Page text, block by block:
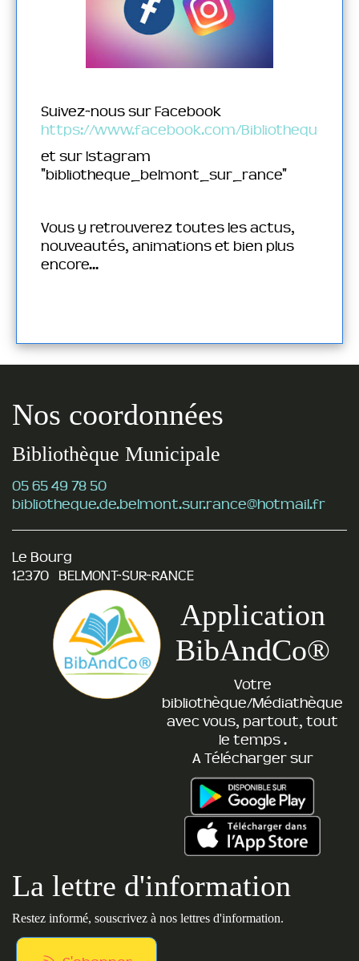
Suivez-nous sur Facebook
https://www.facebook.com/
et sur Istagram
"bibliotheque_belmont_sur_rance"
Vous y retrouverez toutes les actus,
nouveautés, animations et bien plus
encore...
Nos coordonnées
Bibliothèque Municipale
05 65 49 78 50
bibliotheque.de.belmont.sur.rance@hotmail.fr
Le Bourg
12370 BELMONT-SUR-RANCE
Application
BibAndCo®
Votre
bibliothèque/Médiathèque
avec vous, partout, tout
le temps .
A Télécharger sur
La lettre d'information
Restez informé, souscrivez à nos lettres d'information.